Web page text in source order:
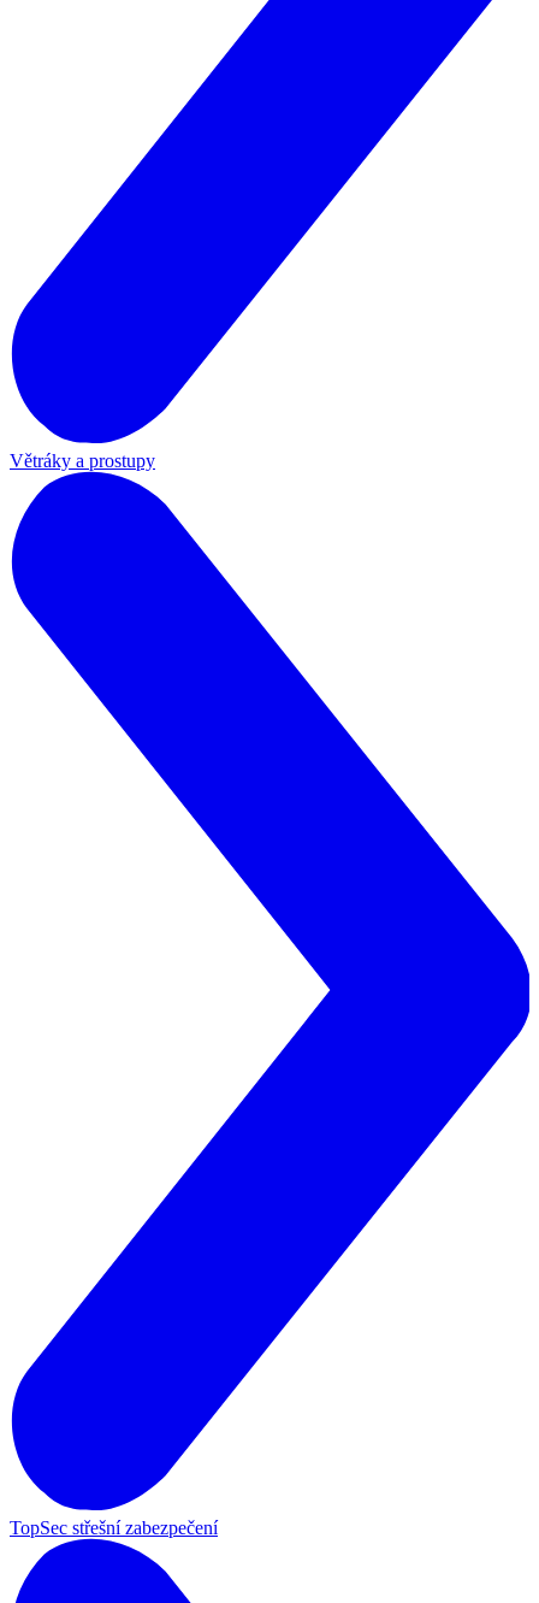
Větráky a prostupy
TopSec střešní zabezpečení